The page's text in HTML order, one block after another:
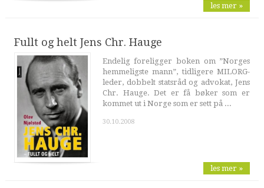
les mer »
Fullt og helt Jens Chr. Hauge
Endelig foreligger boken om ”Norges
hemmeligste mann”, tidligere MILORG-
leder, dobbelt statsråd og advokat, Jens
Chr. Hauge. Det er få bøker som er
kommet ut i Norge som er sett på ...
30.10.2008
les mer »